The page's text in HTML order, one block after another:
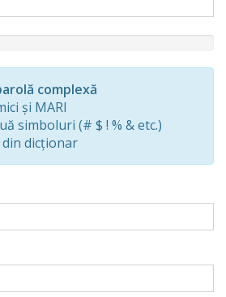
complexă
și MARI
simboluri (# $ ! % & etc.)
dicționar